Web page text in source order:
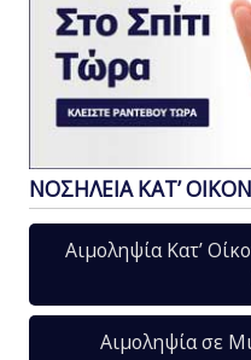
ΝΟΣΗΛΕΙΑ ΚΑΤ’
Αιμοληψία Κατ’
Αιμοληψία σε